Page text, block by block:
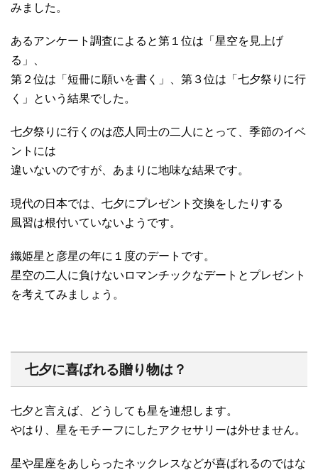
みました。
あるアンケート調査によると第１位は「星空を見上げ
る」、
第２位は「短冊に願いを書く」、第３位は「七夕祭りに行
く」という結果でした。
七夕祭りに行くのは恋人同士の二人にとって、季節のイベ
ントには
違いないのですが、あまりに地味な結果です。
現代の日本では、七夕にプレゼント交換をしたりする
風習は根付いていないようです。
織姫星と彦星の年に１度のデートです。
星空の二人に負けないロマンチックなデートとプレゼント
を考えてみましょう。
七夕に喜ばれる贈り物は？
七夕と言えば、どうしても星を連想します。
やはり、星をモチーフにしたアクセサリーは外せません。
星や星座をあしらったネックレスなどが喜ばれるのではな